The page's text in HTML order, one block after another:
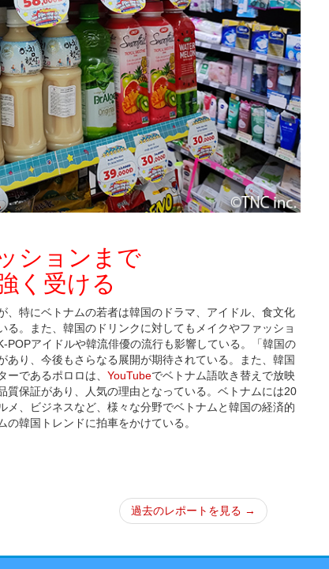
ションまで
く受ける
特にベトナムの若者は韓国のドラマ、アイドル、食文化
。また、韓国のドリンクに対してもメイクやファッショ
POPアイドルや韓流俳優の流行も影響している。「韓国の
り、今後もさらなる展開が期待されている。また、韓国
であるポロロは、 YouTubeでベトナム語吹き替えで放映
質保証があり、人気の理由となっている。ベトナムには20
、ビジネスなど、様々な分野でベトナムと韓国の経済的
韓国トレンドに拍車をかけている。
過去のレポートを見る →